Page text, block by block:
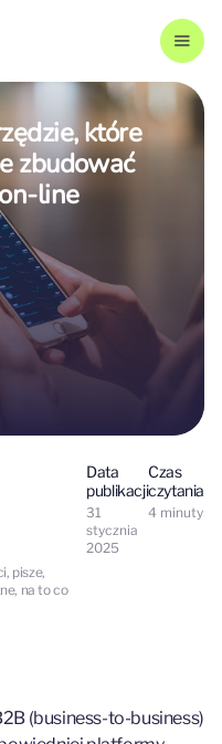
które
zbudować
pisze,
na to co
Data
publikacji
31
stycznia
2025
Czas
czytania
4 minuty
(business-to-business)